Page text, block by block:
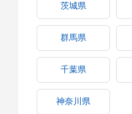
茨城県
群馬県
千葉県
神奈川県